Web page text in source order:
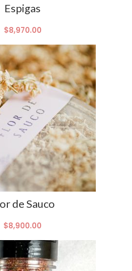
Espigas
$8,970.00
de Sauco
$8,900.00